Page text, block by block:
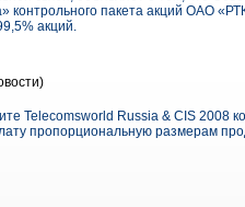
пакета акций ОАО
акций.
Telecomsworld Russia & CIS
пропорциональную размерам